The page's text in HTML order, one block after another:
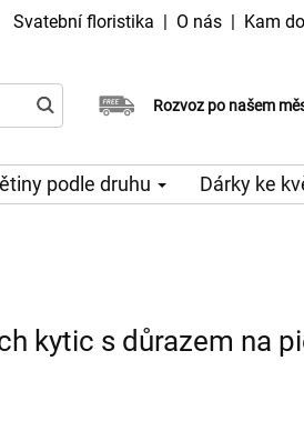
Svatební floristika | O nás | Kam
Rozvoz po našem
Doručujeme již v den
Možný výběr času a
podle druhu Dárky ke
kytic s důrazem na